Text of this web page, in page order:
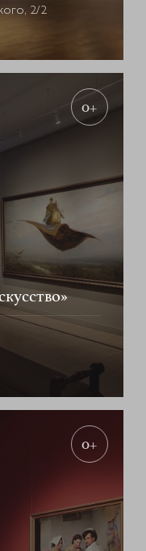
2/2
0+
0+